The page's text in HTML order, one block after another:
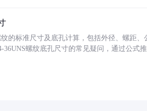
的标准尺寸及底孔计算，包括外径、螺距
36UNS螺纹底孔尺寸的常见疑问，通过公式